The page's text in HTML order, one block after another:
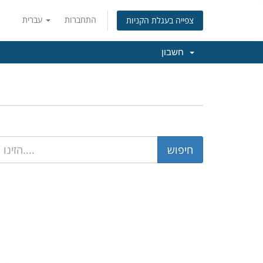
התחברות צפייה בעגלת הקניות